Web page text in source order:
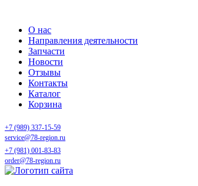
О нас
Направления деятельности
Запчасти
Новости
Отзывы
Контакты
Каталог
Корзина
+7 (989) 337-15-59
service@78-region.ru
+7 (981) 001-83-83
order@78-region.ru